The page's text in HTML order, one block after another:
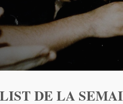
DE LA